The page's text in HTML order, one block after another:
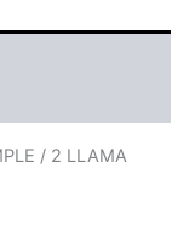
/ 2 LLAMA